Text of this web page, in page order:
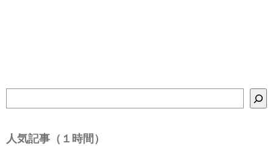
索
人気記事（１時間）